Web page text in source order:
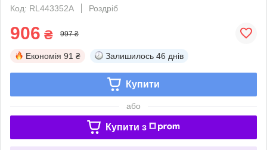
Код: RL443352A
Роздріб
906 ₴ 997 ₴
Економія 91 ₴ Залишилось 46 днів
Купити
або
Купити з